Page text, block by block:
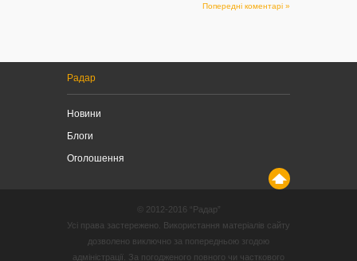
Попередні коментарі »
Радар
Новини
Блоги
Оголошення
© 2012-2016 “Радар”
Усі права застережено. Використання матеріалів сайту
дозволено виключно за попередньою згодою
адміністрації. За погодженого повного чи часткового